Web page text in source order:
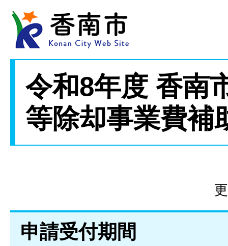
令和8年度 香南
等除却事業費補
申請受付期間